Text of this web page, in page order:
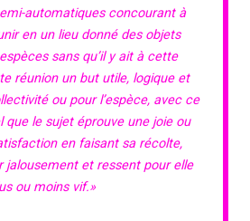
automatiques concourant à
en un lieu donné des objets
sans qu’il y ait à cette
réunion un but utile, logique et
ou pour l’espèce, avec ce
que le sujet éprouve une joie ou
en faisant sa récolte,
jalousement et ressent pour elle
ou moins vif.»